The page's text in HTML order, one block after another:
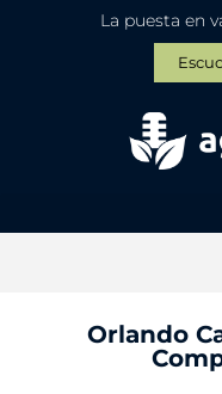
La puesta en
Orlando